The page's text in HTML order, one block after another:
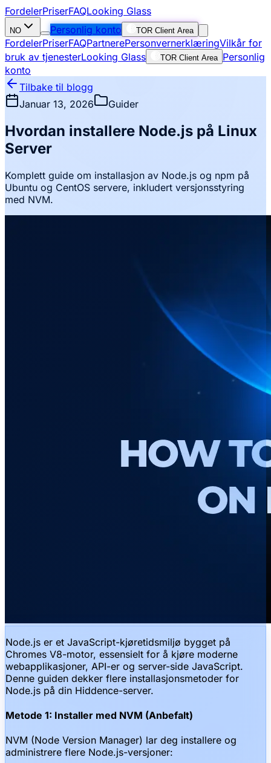
FordelerPriserFAQLooking Glass
NO Personlig konto TOR Client Area
FordelerPriserFAQPartnerePersonvernerklæringVilkår for
bruk av tjenesterLooking Glass TOR Client Area Personlig
konto
Tilbake til blogg
Januar 13, 2026
Guider
Hvordan installere Node.js på Linux
Server
Komplett guide om installasjon av Node.js og npm på
Ubuntu og CentOS servere, inkludert versjonsstyring
med NVM.
Node.js er et JavaScript-kjøretidsmiljø bygget på
Chromes V8-motor, essensielt for å kjøre moderne
webapplikasjoner, API-er og server-side JavaScript.
Denne guiden dekker flere installasjonsmetoder for
Node.js på din Hiddence-server.
Metode 1: Installer med NVM (Anbefalt)
NVM (Node Version Manager) lar deg installere og
administrere flere Node.js-versjoner: